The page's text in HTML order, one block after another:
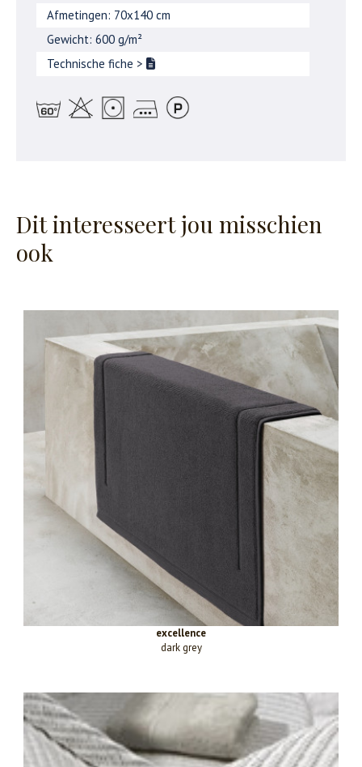
Afmetingen: 70x140 cm
Gewicht: 600 g/m²
Technische fiche >
Dit interesseert jou misschien
ook
excellence
dark grey